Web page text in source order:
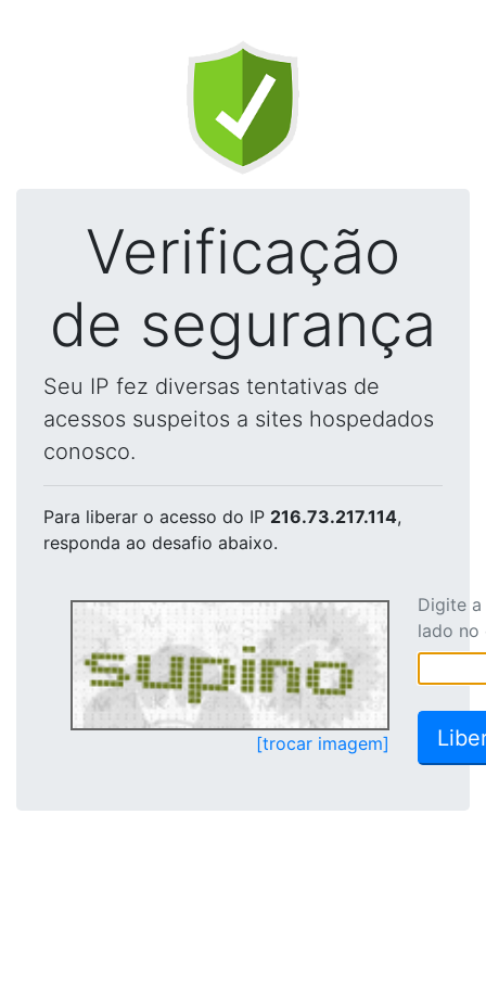
Verificação
de segurança
Seu IP fez diversas tentativas de
acessos suspeitos a sites hospedados
conosco.
Para liberar o acesso do IP 216.73.217.114,
responda ao desafio abaixo.
[trocar imagem]
Digite
lado no